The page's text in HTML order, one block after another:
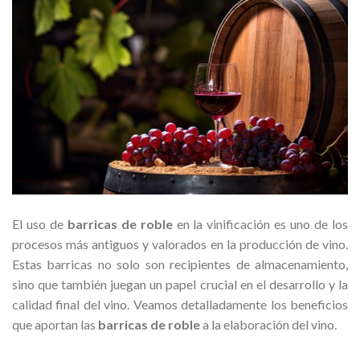
El uso de barricas de robleen la vinificación es uno de los
procesos más antiguos y valorados en la producción de vino.
Estas barricas no solo son recipientes de almacenamiento,
sino que también juegan un papel crucial en el desarrollo y la
calidad final del vino. Veamos detalladamente los beneficios
que aportan las barricas de roblea la elaboración del vino.